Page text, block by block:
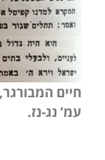
חיים
עמ’ נג-נז.